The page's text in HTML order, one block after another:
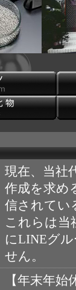
現在、当社
作成を求め
信されてい
これらは当
にLINEグ
せん。
【年末年